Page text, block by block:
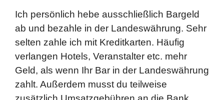
Ich persönlich hebe ausschließlich Bargeld
ab und bezahle in der Landeswährung. Sehr
selten zahle ich mit Kreditkarten. Häufig
verlangen Hotels, Veranstalter etc. mehr
Geld, als wenn Ihr Bar in der Landeswährung
zahlt. Außerdem musst du teilweise